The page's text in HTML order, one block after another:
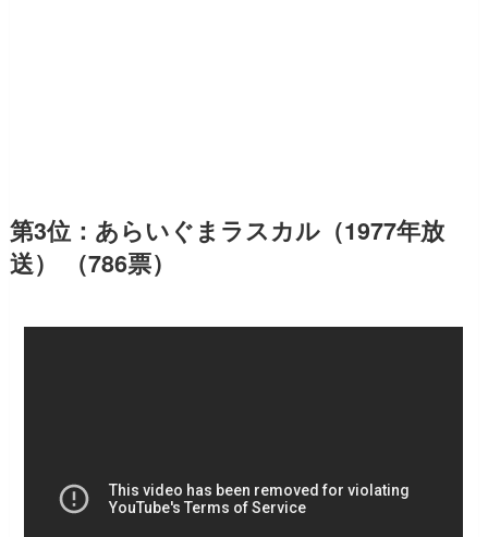
第3位：あらいぐまラスカル（1977年放
送） （786票）